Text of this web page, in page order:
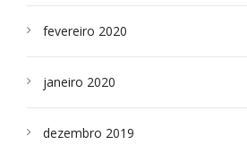
fevereiro 2020
janeiro 2020
dezembro 2019